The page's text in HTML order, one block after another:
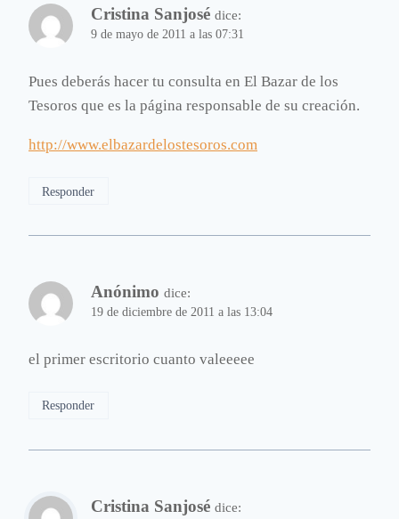
Cristina Sanjosé dice:
9 de mayo de 2011 a las 07:31
Pues deberás hacer tu consulta en El Bazar de los
Tesoros que es la página responsable de su creación.
http://www.elbazardelostesoros.com
Responder
Anónimo dice:
19 de diciembre de 2011 a las 13:04
el primer escritorio cuanto valeeeee
Responder
Cristina Sanjosé dice: